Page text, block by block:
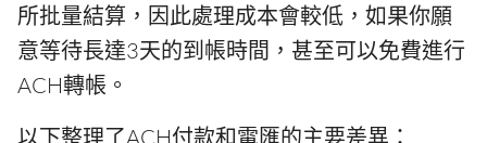
所批量結算，因此處理成本會較低，如果你願
意等待長達3天的到帳時間，甚至可以免費進行
ACH轉帳。
以下整理了ACH付款和電匯的主要差異：